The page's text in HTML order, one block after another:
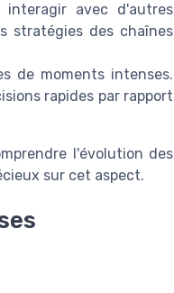
avec d'autres
stratégies des chaînes
de moments intenses.
rapides par rapport
l'évolution des
sur cet aspect.